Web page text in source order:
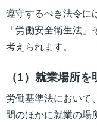
遵守するべき法令に
「労働安全衛生法
考えられます。
（1）就業場所
労働基準法において
間のほかに就業の場